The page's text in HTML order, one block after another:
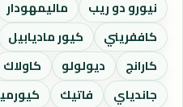
نيورو دو ريب
ماليمهودار
كاففريني
كيور ماديابيل
كارانج
ديولولو كاولاك
جاندياي
فاتيك